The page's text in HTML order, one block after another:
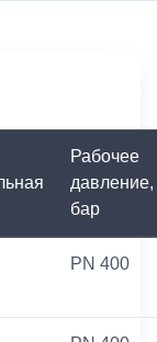
Рабочее
давление,
бар
PN 400